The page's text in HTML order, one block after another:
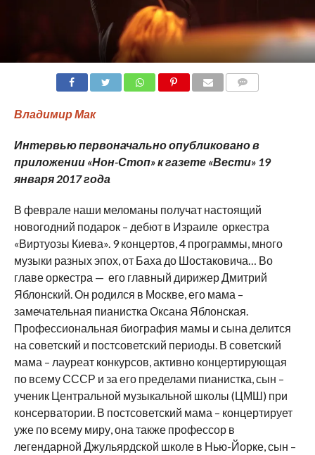
Владимир Мак
Интервью первоначально опубликовано в
приложении «Нон-Стоп» к газете «Вести» 19
января 2017 года
В феврале наши меломаны получат настоящий
новогодний подарок – дебют в Израиле оркестра
«Виртуозы Киева». 9 концертов, 4 программы, много
музыки разных эпох, от Баха до Шостаковича… Во
главе оркестра — его главный дирижер Дмитрий
Яблонский. Он родился в Москве, его мама –
замечательная пианистка Оксана Яблонская.
Профессиональная биография мамы и сына делится
на советский и постсоветский периоды. В советский
мама – лауреат конкурсов, активно концертирующая
по всему СССР и за его пределами пианистка, сын –
ученик Центральной музыкальной школы (ЦМШ) при
консерватории. В постсоветский мама – концертирует
уже по всему миру, она также профессор в
легендарной Джульярдской школе в Нью-Йорке, сын –